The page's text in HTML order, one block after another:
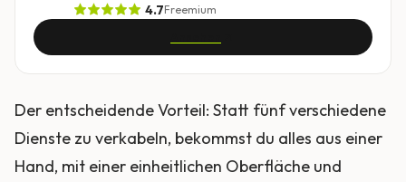
4.7Freemium
Der entscheidende Vorteil: Statt fünf verschiedene
Dienste zu verkabeln, bekommst du alles aus einer
Hand, mit einer einheitlichen Oberfläche und